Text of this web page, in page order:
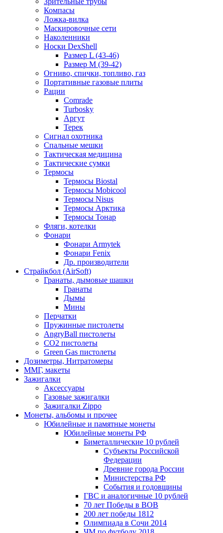
Компасы
Ложка-вилка
Маскировочные сети
Наколенники
Носки DexShell
Размер L (43-46)
Размер M (39-42)
Огниво, спички, топливо, газ
Портативные газовые плиты
Рации
Comrade
Turbosky
Аргут
Терек
Сигнал охотника
Спальные мешки
Тактическая медицина
Тактические сумки
Термосы
Термосы Biostal
Термосы Mobicool
Термосы Nisus
Термосы Арктика
Термосы Тонар
Фляги, котелки
Фонари
Фонари Armytek
Фонари Fenix
Др. производители
Страйкбол (AirSoft)
Гранаты, дымовые шашки
Гранаты
Дымы
Мины
Перчатки
Пружинные пистолеты
AngryBall пистолеты
CO2 пистолеты
Green Gas пистолеты
Дозиметры, Нитратомеры
ММГ, макеты
Зажигалки
Аксессуары
Газовые зажигалки
Зажигалки Zippo
Монеты, альбомы и прочее
Юбилейные и памятные монеты
Юбилейные монеты РФ
Биметаллические 10 рублей
Субъекты Российской
Федерации
Древние города России
Министерства РФ
События и годовщины
ГВС и аналогичные 10 рублей
70 лет Победы в ВОВ
200 лет победы 1812
Олимпиада в Сочи 2014